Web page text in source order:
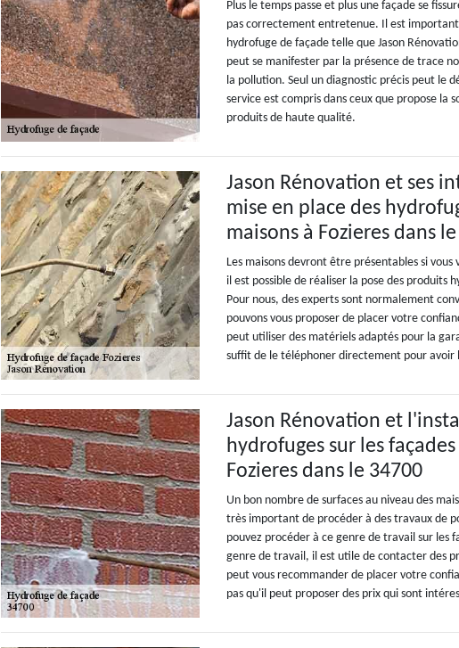
Plus le temps passe et plus une façade se
pas correctement entretenue. Il est
hydrofuge de façade telle que Jason
peut se manifester par la présence de trace
la pollution. Seul un diagnostic précis peut le
service est compris dans ceux que propose la
produits de haute qualité.
Jason Rénovation et ses
mise en place des
maisons à Fozieres dans
Les maisons devront être présentables si
il est possible de réaliser la pose des produits
Pour nous, des experts sont normalement
pouvons vous proposer de placer votre
peut utiliser des matériels adaptés pour la
suffit de le téléphoner directement pour avoir
Jason Rénovation et
hydrofuges sur les
Fozieres dans le 34700
Un bon nombre de surfaces au niveau des
très important de procéder à des travaux de
pouvez procéder à ce genre de travail sur les
genre de travail, il est utile de contacter des
peut vous recommander de placer votre
pas qu'il peut proposer des prix qui sont